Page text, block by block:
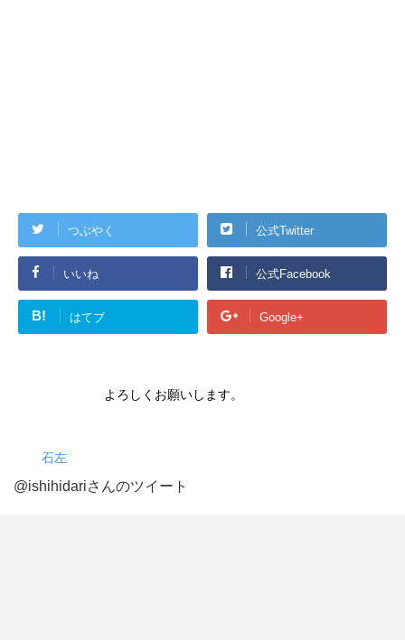
つぶやく 公式Twitter
いいね 公式Facebook
B! はてブ Google+
石左
よろしくお願いします。
@ishihidariさんのツイート